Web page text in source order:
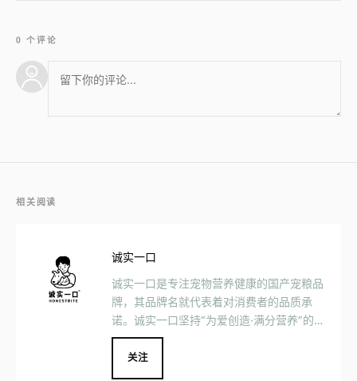
0 个评论
相关阅读
诚实一口
诚实一口是专注宠物营养健康的国产宠粮品
牌，其品牌名就代表着对消费者的品质承
诺。诚实一口坚持“为爱创造·满分营养”的品
牌理念，力求对毛孩子提供一款没有猫腻的
好粮。
关注